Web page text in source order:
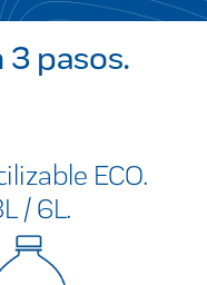
3 pasos.
ECO.
/ 6L.